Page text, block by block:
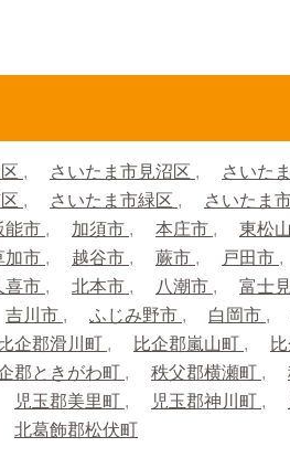
さいたま市見沼区
さいた
さいたま市緑区 さいたま
能市 加須市 本庄市 東松
加市 越谷市 蕨市 戸田市
喜市 北本市 八潮市 富士
吉川市 ふじみ野市 白岡市
比企郡滑川町 比企郡嵐山町
郡ときがわ町 秩父郡横瀬町
児玉郡美里町 児玉郡神川町
北葛飾郡松伏町